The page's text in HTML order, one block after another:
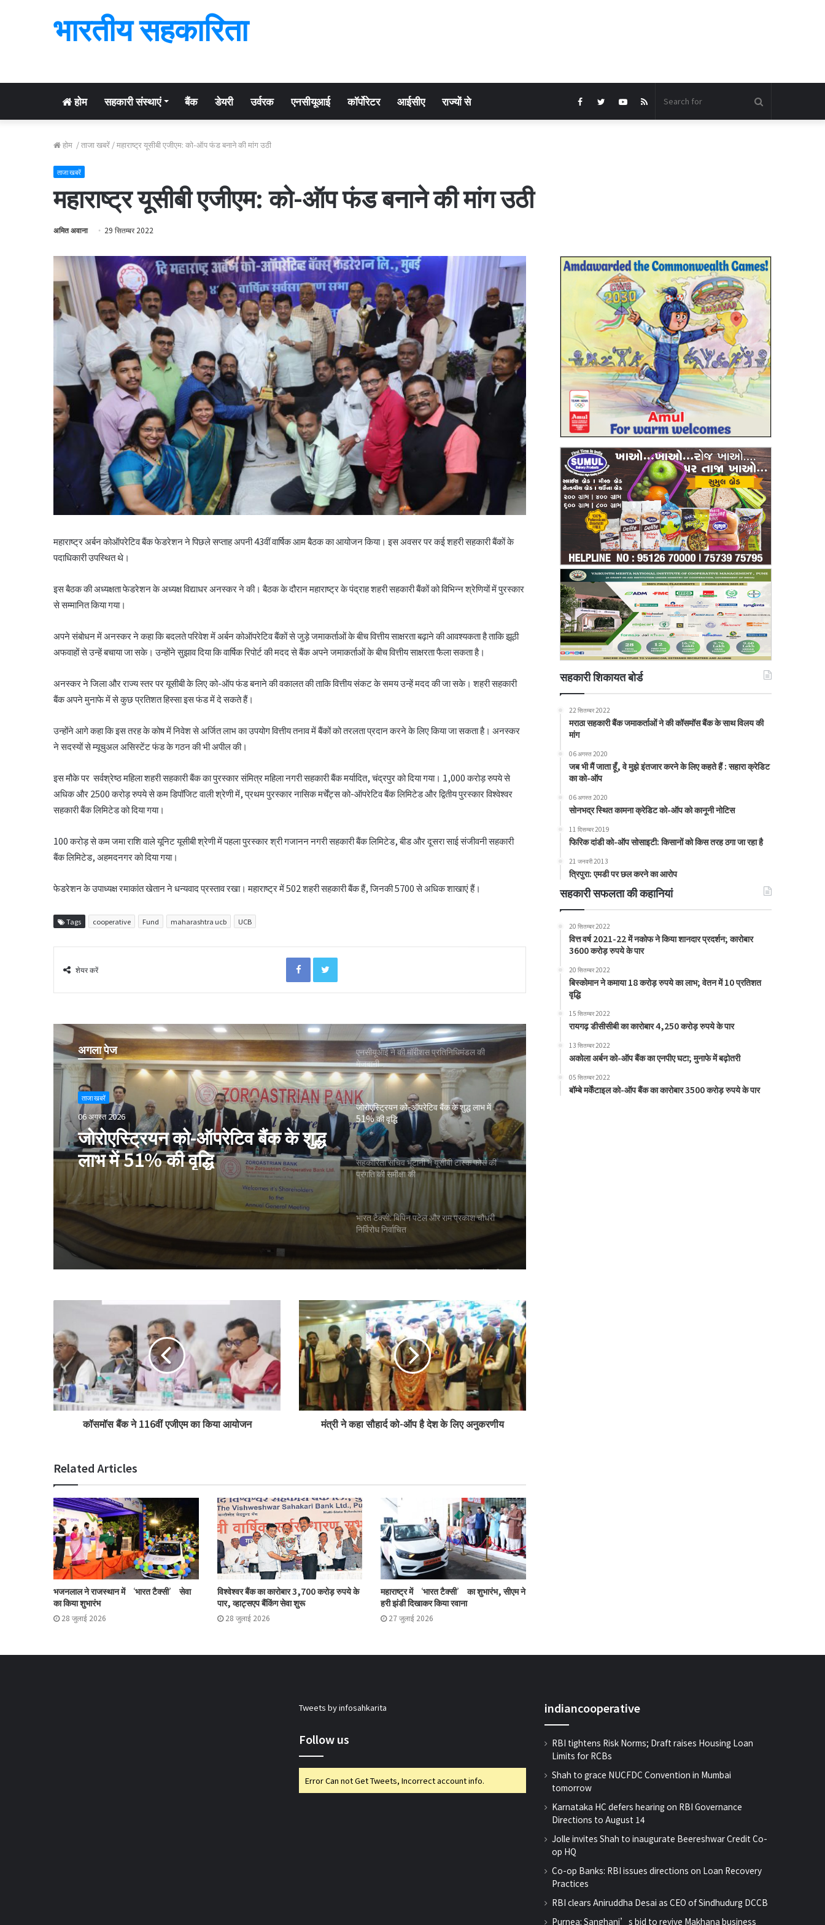
भारतीय सहकारिता
होम सहकारी संस्थाएं बैंक डेयरी उर्वरक एनसीयूआई कॉर्पोरेटर आईसीए राज्यों से RSS
YouTube
Twitter
Facebook
होम /ताजा खबरें /महाराष्ट्र यूसीबी एजीएम: को-ऑप फंड बनाने की मांग उठी
ताजा खबरें
महाराष्ट्र यूसीबी एजीएम: को-ऑप फंड बनाने की मांग उठी
अमित अवाना 29 सितम्बर 2022
महाराष्ट्र अर्बन कोऑपरेटिव बैंक फेडरेशन ने पिछले सप्ताह अपनी 43वीं वार्षिक आम बैठक का आयोजन किया। इस अवसर पर कई शहरी सहकारी बैंकों के
पदाधिकारी उपस्थित थे।
इस बैठक की अध्यक्षता फेडरेशन के अध्यक्ष विद्याधर अनस्कर ने की। बैठक के दौरान महाराष्ट्र के पंद्राह शहरी सहकारी बैंकों को विभिन्न श्रेणियों में पुरस्कार
से सम्मानित किया गया।
अपने संबोधन में अनस्कर ने कहा कि बदलते परिवेश में अर्बन कोऑपरेटिव बैंकों से जुड़े जमाकर्ताओं के बीच वित्तीय साक्षरता बढ़ाने की आवश्यकता है ताकि झूठी
अफवाहों से उन्हें बचाया जा सके। उन्होंने सुझाव दिया कि वार्षिक रिपोर्ट की मदद से बैंक अपने जमाकर्ताओं के बीच वित्तीय साक्षरता फैला सकता है।
अनस्कर ने जिला और राज्य स्तर पर यूसीबी के लिए को-ऑप फंड बनाने की वकालत की ताकि वित्तीय संकट के समय उन्हें मदद की जा सके। शहरी सहकारी
बैंक अपने मुनाफे में से कुछ प्रतिशत हिस्सा इस फंड में दे सकते हैं।
उन्होंने आगे कहा कि इस तरह के कोष में निवेश से अर्जित लाभ का उपयोग वित्तीय तनाव में बैंकों को तरलता प्रदान करने के लिए किया जा सकता है। अनस्कर
ने सदस्यों से म्यूचुअल असिस्टेंट फंड के गठन की भी अपील की।
इस मौके पर सर्वश्रेष्ठ महिला शहरी सहकारी बैंक का पुरस्कार संमित्र महिला नगरी सहकारी बैंक मर्यादित, चंद्रपुर को दिया गया। 1,000 करोड़ रुपये से
अधिक और 2500 करोड़ रुपये से कम डिपॉजिट वाली श्रेणी में, प्रथम पुरस्कार नासिक मर्चेंट्स को-ऑपरेटिव बैंक लिमिटेड और द्वितीय पुरस्कार विश्वेश्वर
सहकारी बैंक लिमिटेड को दिया गया।
100 करोड़ से कम जमा राशि वाले यूनिट यूसीबी श्रेणी में पहला पुरस्कार श्री गजानन नगरी सहकारी बैंक लिमिटेड, बीड और दूसरा साई संजीवनी सहकारी
बैंक लिमिटेड, अहमदनगर को दिया गया।
फेडरेशन के उपाध्यक्ष रमाकांत खेतान ने धन्यवाद प्रस्ताव रखा। महाराष्ट्र में 502 शहरी सहकारी बैंक हैं, जिनकी 5700 से अधिक शाखाएं हैं।
Tags cooperative Fund maharashtra ucb UCB
शेयर करें
FacebookTwitter
अगला पेज
ताजा खबरें
06 अगस्त 2026
जोरोएस्ट्रियन को-ऑपरेटिव बैंक के शुद्ध
लाभ में 51% की वृद्धि
सीईए ने एनसीयूआई जीसी के 15 सदस्यों के चुनाव
को दी मंजूरी
विद्यार्थियों ने लिया प्रवेश
लातूर कोऑप ने लोकपाल के आदेश को केंद्रीय
रजिस्ट्रार के समक्ष दी चुनौती
‘कोऑपरेशन अमंग कोऑपरेटिव्स’ से कोऑप बैंकों
एनसीयूआई ने की मॉरीशस प्रतिनिधिमंडल की
मेजबानी
जोरोएस्ट्रियन को-ऑपरेटिव बैंक के शुद्ध लाभ में
51% की वृद्धि
सहकारिता सचिव भूटानी ने यूसीबी टास्क फोर्स की
प्रगति की समीक्षा की
भारत टैक्सी: बिपिन पटेल और राम प्रकाश चौधरी
निर्विरोध निर्वाचित
गुजरात राज्य सहकारी संघ की 67वीं एजीएम में अमीन
सीईए ने एनसीयूआई जीसी के 15 सदस्यों के चुनाव
को दी मंजूरी
टीएसयू का तेजी से विस्तार, 16 संस्थान संबद्ध; 350
विद्यार्थियों ने लिया प्रवेश
152 पहल: शाह
‘कोऑपरेशन अमंग कोऑपरेटिव्स’ से कोऑप बैंकों
को 20 हजार करोड़: भूटानी
एनसीयूआई ने की मॉरीशस प्रतिनिधिमंडल की
जोरोएस्ट्रियन को-ऑपरेटिव बैंक के शुद्ध लाभ में
सहकारिता सचिव भूटानी ने यूसीबी टास्क फोर्स की
भारत टैक्सी: बिपिन पटेल और राम प्रकाश चौधरी
निर्विरोध निर्वाचित
कॉसमॉस बैंक ने 116वीं एजीएम का किया आयोजन मंत्री ने कहा सौहार्द को-ऑप है देश के लिए अनुकरणीय
Related Articles
भजनलाल ने राजस्थान में ‘भारत टैक्सी’ सेवा
का किया शुभारंभ
28 जुलाई 2026
विश्वेश्वर बैंक का कारोबार 3,700 करोड़ रुपये के
पार, व्हाट्सएप बैंकिंग सेवा शुरू
28 जुलाई 2026
महाराष्ट्र में ‘भारत टैक्सी’ का शुभारंभ, सीएम ने
हरी झंडी दिखाकर किया रवाना
27 जुलाई 2026
सहकारी शिकायत बोर्ड
22 सितम्बर 2022
मराठा सहकारी बैंक जमाकर्ताओं ने की कॉसमॉस बैंक के साथ विलय की
मांग
06 अगस्त 2020
जब भी मैं जाता हूँ, वे मुझे इंतजार करने के लिए कहते हैं : सहारा क्रेडिट
का को-ऑप
06 अगस्त 2020
सोनभद्र स्थित कामना क्रेडिट को-ऑप को कानूनी नोटिस
11 दिसम्बर 2019
फिरिक दांडी को-ऑप सोसाइटी: किसानों को किस तरह ठगा जा रहा है
21 जनवरी 2013
त्रिपुरा: एमडी पर छल करने का आरोप
सहकारी सफलता की कहानियां
20 सितम्बर 2022
वित्त वर्ष 2021-22 में नकोफ ने किया शानदार प्रदर्शन; कारोबार
3600 करोड़ रुपये के पार
20 सितम्बर 2022
बिस्कोमान ने कमाया 18 करोड़ रुपये का लाभ; वेतन में 10 प्रतिशत
वृद्धि
15 सितम्बर 2022
रायगढ़ डीसीसीबी का कारोबार 4,250 करोड़ रुपये के पार
13 सितम्बर 2022
अकोला अर्बन को-ऑप बैंक का एनपीए घटा; मुनाफे में बढ़ोतरी
05 सितम्बर 2022
बॉम्बे मर्केंटाइल को-ऑप बैंक का कारोबार 3500 करोड़ रुपये के पार
Tweets by infosahkarita
Follow us
Error Can not Get Tweets, Incorrect account info.
indiancooperative
RBI tightens Risk Norms; Draft raises Housing Loan
Limits for RCBs
Shah to grace NUCFDC Convention in Mumbai
tomorrow
Karnataka HC defers hearing on RBI Governance
Directions to August 14
Jolle invites Shah to inaugurate Beereshwar Credit Co-
op HQ
Co-op Banks: RBI issues directions on Loan Recovery
Practices
RBI clears Aniruddha Desai as CEO of Sindhudurg DCCB
Purnea: Sanghani’s bid to revive Makhana business